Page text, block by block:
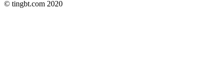
© tingbt.com 2020